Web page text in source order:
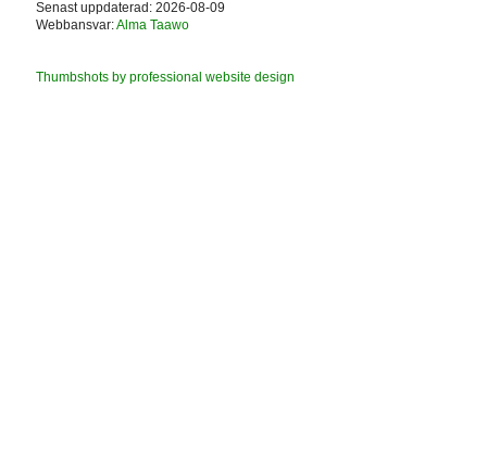
Senast uppdaterad: 2026-08-09
Webbansvar:Alma Taawo
Thumbshots by professional website design